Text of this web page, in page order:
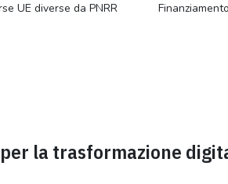
UE diverse da PNRR
la trasformazione